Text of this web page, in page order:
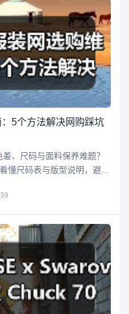
5个方法解决网购踩坑
、尺码与面料保养难题？
懂尺码表与版型说明，避免
此网购不烦恼。